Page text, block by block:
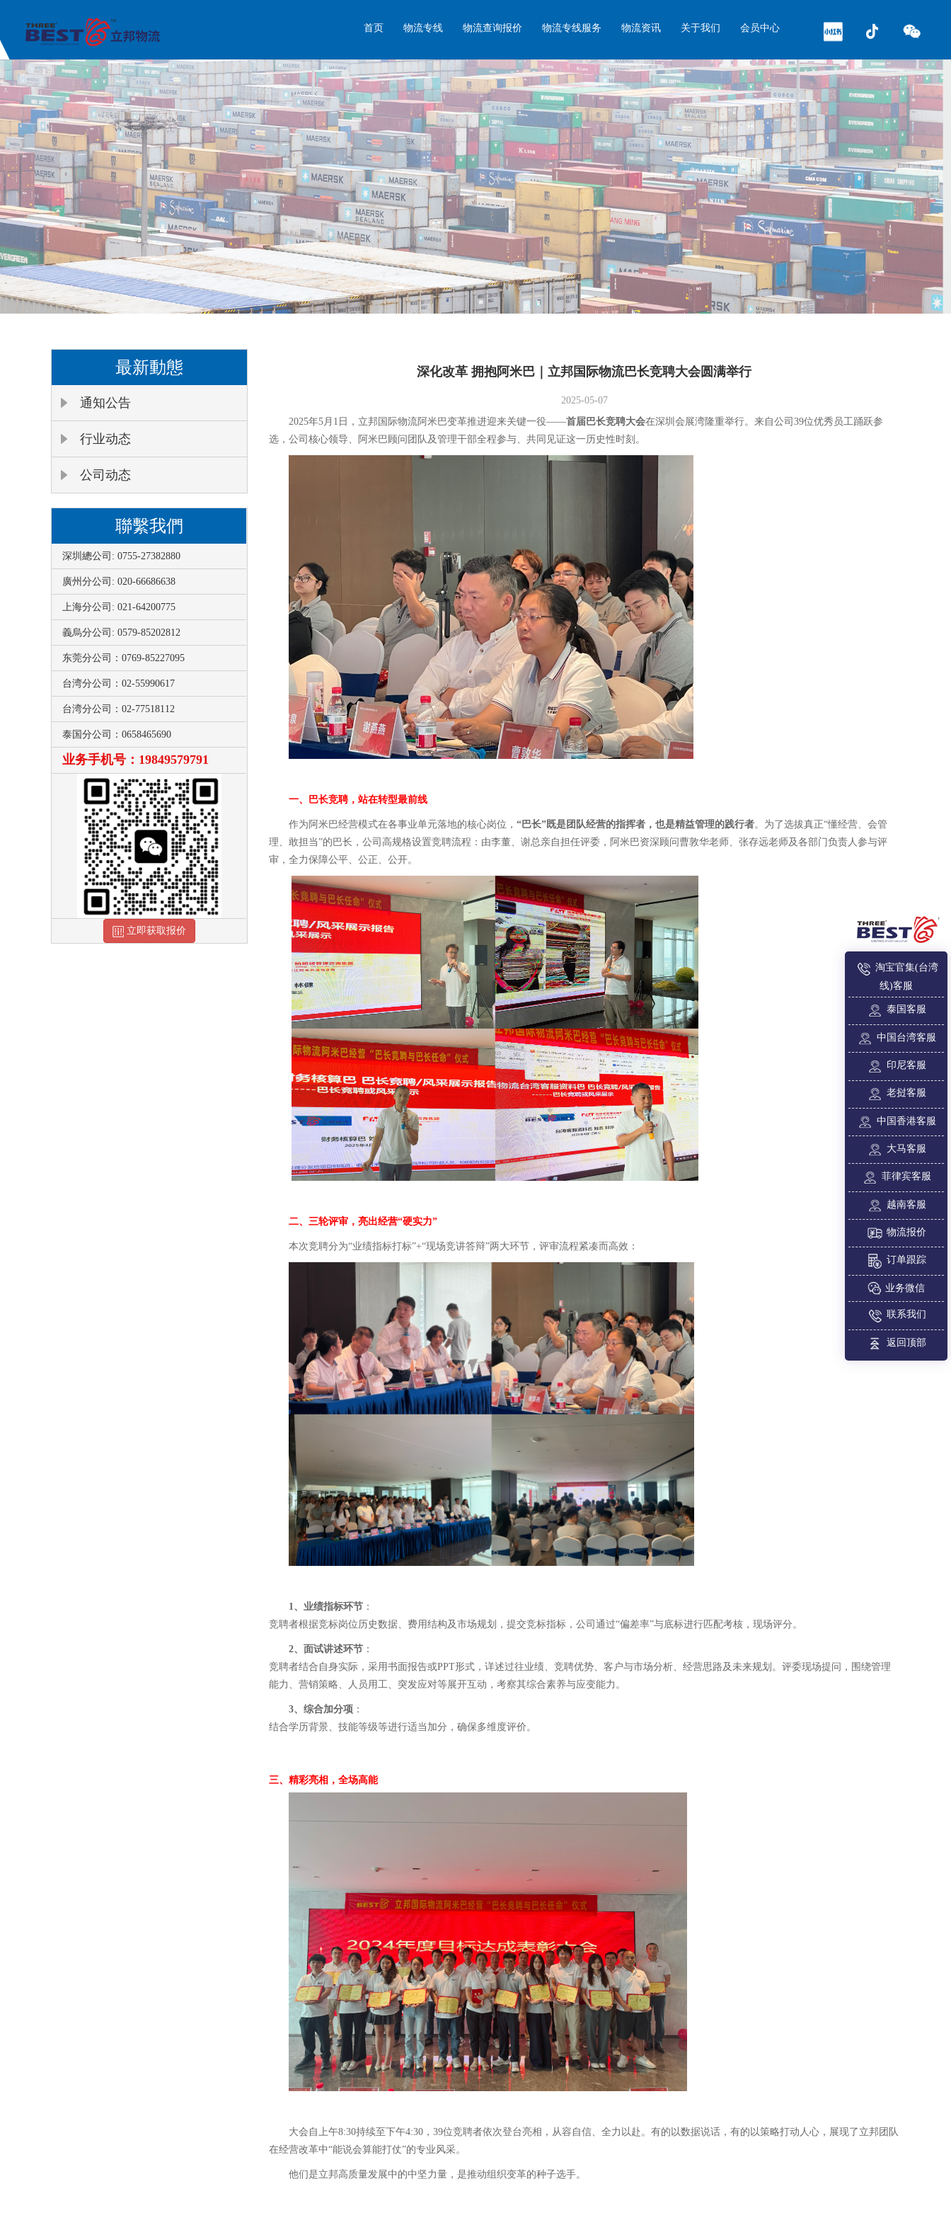
首页 物流专线 物流查询报价 物流专线服务 物流资讯 关于我们 会员中心
深化改革 拥抱阿米巴｜立邦国际物流巴长竞聘大会圆满举行
2025-05-07
2025年5月1日，立邦国际物流阿米巴变革推进迎来关键一役——首届巴长竞聘大会在深圳会展湾隆重举行。来自公司39位优秀员工踊跃参
选，公司核心领导、阿米巴顾问团队及管理干部全程参与、共同见证这一历史性时刻。
一、巴长竞聘，站在转型最前线
作为阿米巴经营模式在各事业单元落地的核心岗位， “巴长”既是团队经营的指挥者，也是精益管理的践行者。为了选拔真正“懂经营、会管
理、敢担当”的巴长，公司高规格设置竞聘流程：由李董、谢总亲自担任评委，阿米巴资深顾问曹敦华老师、张存远老师及各部门负责人参与评
审，全力保障公平、公正、公开。
二、三轮评审，亮出经营“硬实力”
本次竞聘分为“业绩指标打标”+“现场竞讲答辩”两大环节，评审流程紧凑而高效：
1、 业绩指标环节：
竞聘者根据竞标岗位历史数据、费用结构及市场规划，提交竞标指标，公司通过“偏差率”与底标进行匹配考核，现场评分。
2、 面试讲述环节：
竞聘者结合自身实际，采用书面报告或PPT形式，详述过往业绩、竞聘优势、客户与市场分析、经营思路及未来规划。评委现场提问，围绕管理
能力、营销策略、人员用工、突发应对等展开互动，考察其综合素养与应变能力。
3、 综合加分项 ：
结合学历背景、技能等级等进行适当加分，确保多维度评价。
三、精彩亮相，全场高能
大会自上午8:30持续至下午4:30，39位竞聘者依次登台亮相，从容自信、全力以赴。有的以数据说话，有的以策略打动人心，展现了立邦团队
在经营改革中“能说会算能打仗”的专业风采。
他们是立邦高质量发展中的中坚力量，是推动组织变革的种子选手。
最新動態
通知公告
行业动态
公司动态
聯繫我們
深圳總公司: 0755-27382880
廣州分公司: 020-66686638
上海分公司: 021-64200775
義烏分公司: 0579-85202812
东莞分公司：0769-85227095
台湾分公司：02-55990617
台湾分公司：02-77518112
泰国分公司：0658465690
业务手机号：19849579791
立即获取报价
淘宝官集(台湾
线)客服
泰国客服
中国台湾客服
印尼客服
老挝客服
中国香港客服
大马客服
菲律宾客服
越南客服
物流报价
订单跟踪
业务微信
联系我们
返回顶部